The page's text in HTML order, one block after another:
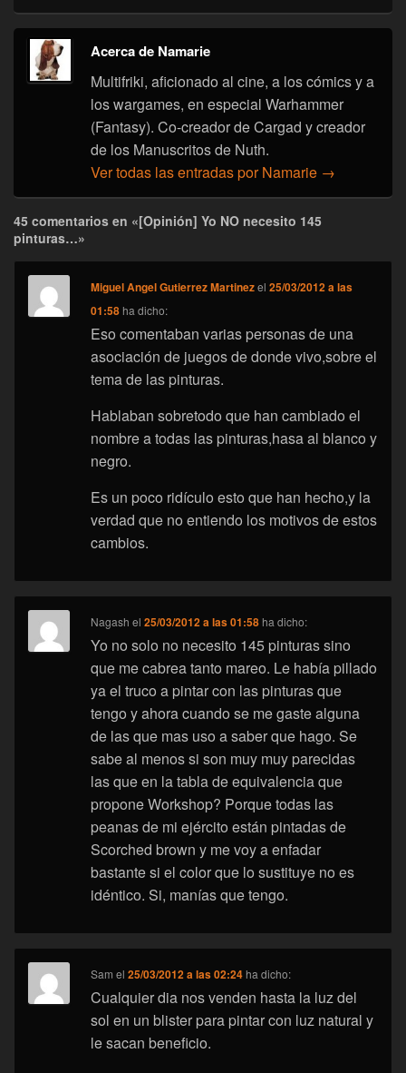
Acerca de Namarie
Multifriki, aficionado al cine, a los cómics y a
los wargames, en especial Warhammer
(Fantasy). Co-creador de Cargad y creador
de los Manuscritos de Nuth.
Ver todas las entradas por Namarie →
45 comentarios en «[Opinión] Yo NO necesito 145
pinturas…»
Miguel Angel Gutierrez Martinezel25/03/2012 a las
01:58 ha dicho:
Eso comentaban varias personas de una
asociación de juegos de donde vivo,sobre el
tema de las pinturas.
Hablaban sobretodo que han cambiado el
nombre a todas las pinturas,hasa al blanco y
negro.
Es un poco ridículo esto que han hecho,y la
verdad que no entiendo los motivos de estos
cambios.
Nagash el25/03/2012 a las 01:58 ha dicho:
Yo no solo no necesito 145 pinturas sino
que me cabrea tanto mareo. Le había pillado
ya el truco a pintar con las pinturas que
tengo y ahora cuando se me gaste alguna
de las que mas uso a saber que hago. Se
sabe al menos si son muy muy parecidas
las que en la tabla de equivalencia que
propone Workshop? Porque todas las
peanas de mi ejército están pintadas de
Scorched brown y me voy a enfadar
bastante si el color que lo sustituye no es
idéntico. Si, manías que tengo.
Sam el25/03/2012 a las 02:24 ha dicho:
Cualquier dia nos venden hasta la luz del
sol en un blister para pintar con luz natural y
le sacan beneficio.